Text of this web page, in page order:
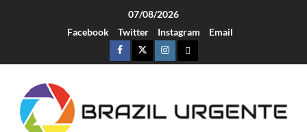
07/08/2026
Facebook
Twitter Instagram Email